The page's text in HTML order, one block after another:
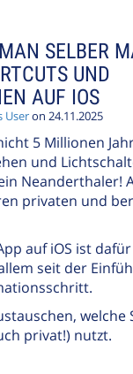
SELBER
UND
AUF IOS
Useron 24.11.2025
5 Millionen
und
Neanderthaler!
privaten und
auf iOS ist
seit der
privat!) nutzt.